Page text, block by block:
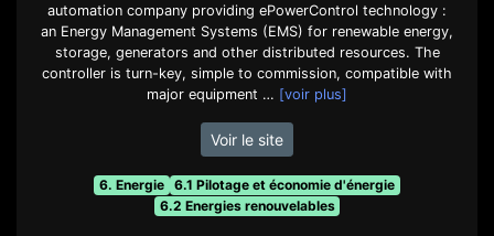
automation company providing ePowerControl technology :
an Energy Management Systems (EMS) for renewable energy,
storage, generators and other distributed resources. The
controller is turn-key, simple to commission, compatible with
major equipment … [voir plus]
Voir le site
6. Energie
6.1 Pilotage et économie d'énergie
6.2 Energies renouvelables